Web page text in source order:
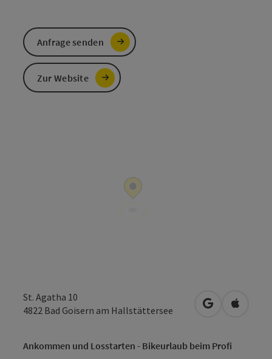
St. Agatha 10
4822 Bad Goisern am Hallstättersee in Google
in
Ankommen und Losstarten - Bikeurlaub beim Profi
Anfrage senden
Zur Website